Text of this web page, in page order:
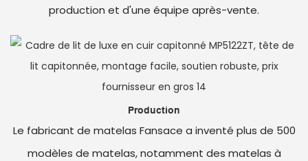
production et d'une équipe après-vente.
Production
Le fabricant de matelas Fansace a inventé plus de 500
modèles de matelas, notamment des matelas à